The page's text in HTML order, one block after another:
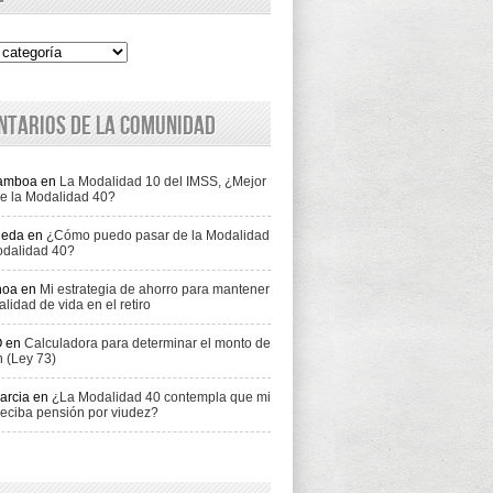
de la comunidad
en La Modalidad 10 del IMSS, ¿Mejor
la Modalidad 40?
en ¿Cómo puedo pasar de la Modalidad
40?
en Mi estrategia de ahorro para mantener
de vida en el retiro
en Calculadora para determinar el monto de
(Ley 73)
en ¿La Modalidad 40 contempla que mi
pensión por viudez?